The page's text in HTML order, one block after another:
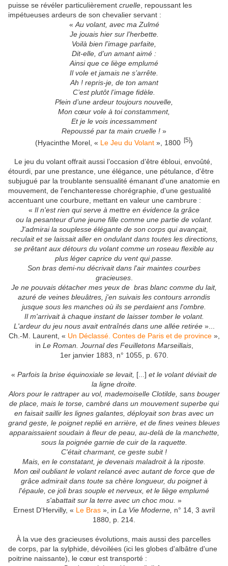
puisse se révéler particulièrement cruelle , repoussant les
impétueuses ardeurs de son chevalier servant :
« Au volant, avec ma Zulmé
Je jouais hier sur l’herbette.
Voilà bien l’image parfaite,
Dit-elle, d’un amant aimé :
Ainsi que ce liège emplumé
Il vole et jamais ne s’arrête.
Ah ! repris-je, de ton amant
C’est plutôt l’image fidèle.
Plein d’une ardeur toujours nouvelle,
Mon cœur vole à toi constamment,
Et je le vois incessamment
Repoussé par ta main cruelle ! »
(Hyacinthe Morel, « Le Jeu du Volant », 1800 [5])
Le jeu du volant offrait aussi l’occasion d’être ébloui, envoûté,
étourdi, par une prestance, une élégance, une pétulance, d'être
subjugué par la troublante sensualité émanant d'une anatomie en
mouvement, de l'enchanteresse chorégraphie, d'une gestualité
accentuant une courbure, mettant en valeur une cambrure :
« Il n'est rien qui serve à mettre en évidence la grâce
ou la pesanteur d'une jeune fille comme une partie de volant.
J'admirai la souplesse élégante de son corps qui avançait,
reculait et se laissait aller en ondulant dans toutes les directions,
se prêtant aux détours du volant comme un roseau flexible au
plus léger caprice du vent qui passe.
Son bras demi-nu décrivait dans l'air maintes courbes
gracieuses.
Je ne pouvais détacher mes yeux de bras blanc comme du lait,
azuré de veines bleuâtres, j'en suivais les contours arrondis
jusque sous les manches où ils se perdaient ans l'ombre.
Il m'arrivait à chaque instant de laisser tomber le volant.
L'ardeur du jeu nous avait entraînés dans une allée retirée »...
Ch.-M. Laurent, « Un Déclassé. Contes de Paris et de province»,
in Le Roman. Journal des Feuilletons Marseillais,
1er janvier 1883, n° 1055, p. 670.
« Parfois la brise équinoxiale se levait, [...] et le volant déviait de
la ligne droite.
Alors pour le rattraper au vol, mademoiselle Clotilde, sans bouger
de place, mais le torse, cambré dans un mouvement superbe qui
en faisait saillir les lignes galantes, déployait son bras avec un
grand geste, le poignet replié en arrière, et de fines veines bleues
apparaissaient soudain à fleur de peau, au-delà de la manchette,
sous la poignée garnie de cuir de la raquette.
C'était charmant, ce geste subit !
Mais, en le constatant, je devenais maladroit à la riposte.
Mon œil oubliant le volant relancé avec autant de force que de
grâce admirait dans toute sa chère longueur, du poignet à
l'épaule, ce joli bras souple et nerveux, et le liège emplumé
s'abattait sur la terre avec un choc mou. »
Ernest D'Hervilly, « Le Bras », in La Vie Moderne, n° 14, 3 avril
1880, p. 214.
À la vue des gracieuses évolutions, mais aussi des parcelles
de corps, par la sylphide, dévoilées (ici les globes d'albâtre d'une
poitrine naissante), le cœur est transporté :